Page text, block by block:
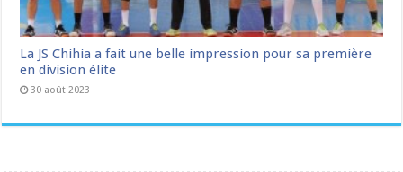
La JS Chihia a fait une belle impression pour sa première
en division élite
30 août 2023